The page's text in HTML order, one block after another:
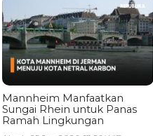
Mannheim Manfaatkan
Sungai Rhein untuk Panas
Ramah Lingkungan